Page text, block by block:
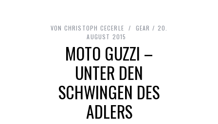
VON CHRISTOPH CECERLE GEAR
20.
AUGUST 2015
MOTO GUZZI –
UNTER DEN
SCHWINGEN DES
ADLERS